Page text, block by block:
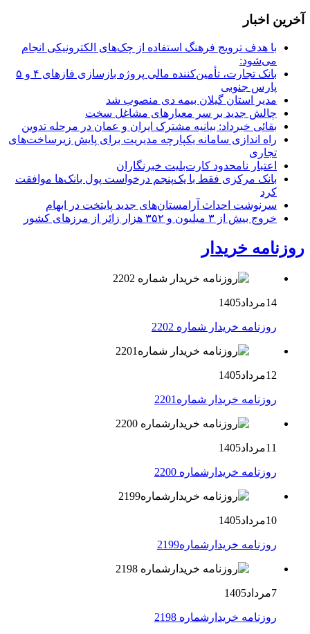
آخرین اخبار
با هدف ترویج فرهنگ استفاده از چک‌های الکترونیکی انجام
می‌شود:
بانک تجارت، تأمین‌کننده مالی پروژه بازسازی فازهای ۴ و ۵
پارس جنوبی
مدیر استان گیلان بیمه دی منصوب شد
چالش جدید بر سر معیارهای مشاغل سخت
بقائی خبرداد: بیانیه مشترک ایران و عمان در مرحله تدوین
راه اندازی سامانه یکپارچه مدیریت برای پایش زیرساخت‌های
تجاری
اعتبار نامحدود کارت‌بلیت خبرنگاران
بانک مرکزی فقط با یک‌‎پنجم درخواست پول بانک‌ها موافقت
کرد
سرنوشت احداث آرامستان‌های جدید پایتخت در ابهام
خروج بیش از ۳ میلیون و ۳۵۲ هزار زائر از مرزهای کشور
روزنامه خریدار
14مرداد1405
روزنامه خریدار شماره 2202
12مرداد1405
روزنامه خریدار شماره2201
11مرداد1405
روزنامه خریدارشماره 2200
10مرداد1405
روزنامه خریدارشماره2199
7مرداد1405
روزنامه خریدارشماره 2198